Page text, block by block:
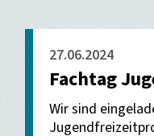
27.06.2024
Fachtag
Wir sind